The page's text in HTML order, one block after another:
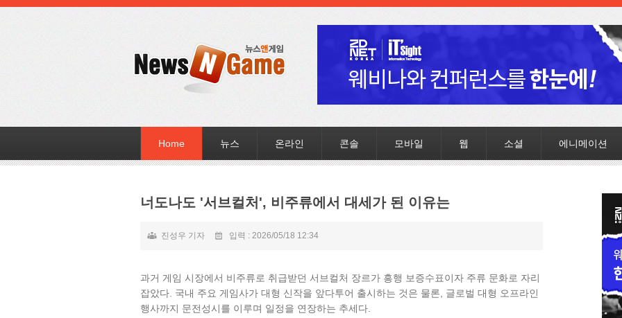
Home 뉴스 온라인 콘솔 모바일 웹 소셜 에니메이션
너도나도 '서브컬처', 비주류에서 대세가 된 이유는
진성우 기자 입력 : 2026/05/18 12:34
과거 게임 시장에서 비주류로 취급받던 서브컬처 장르가 흥행 보증수표이자 주류 문화로 자리
잡았다. 국내 주요 게임사가 대형 신작을 앞다투어 출시하는 것은 물론, 글로벌 대형 오프라인
행사까지 문전성시를 이루며 일정을 연장하는 추세다.